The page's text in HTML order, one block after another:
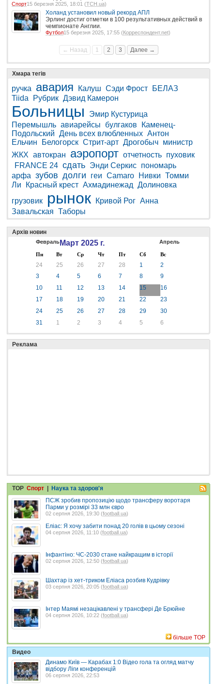
Спорт15 березня 2025, 18:01 (ТСН.ua)
Холанд установил новый рекорд АПЛ
Эрлинг достиг отметки в 100 результативных действий в
чемпионате Англии.
Футбол15 березня 2025, 17:55 (Корреспондент.net)
← Назад 1 2 3 Далее →
Хмара тегів
ручка авария Калуш Сэди Фрост
БЕЛАЗ
Tiida
Рубрик Дэвид Камерон
Больницы
Эмир Кустурица
Перемышль авиарейсы булгаков
Каменец-
Подольский День всех влюбленных Антон
Ельчин
Белогорск Стрит-арт Дрогобыч министр
ЖКХ автокран аэропорт отчетность пуховик
FRANCE 24 сдать Энди Серкис пономарь
арфа зубов долги геи Camaro Нивки Томми
Ли
Красный крест Ахмадинежад Долиновка
грузовик
рынок Кривой Рог Анна
Завальская Таборы
Архів новин
Февраль Март 2025 г. Апрель
Пн Вт Ср Чт Пт Сб Вс
24 25 26 27 28 1
2
3
4 5 6 7 8
9
10
11 12 13 14 15
16
17
18 19 20 21 22
23
24
25 26 27 28 29
30
31
1 2 3 4 5 6
Реклама
TOP Спорт | Наука та здоров'я
ПСЖ зробив пропозицію щодо трансферу воротаря
Парми у розмірі 33 млн євро
02 серпня 2026, 19:30 (football.ua)
Еліас: Я хочу забити понад 20 голів в цьому сезоні
04 серпня 2026, 11:10 (football.ua)
Інфантіно: ЧС-2030 стане найкращим в історії
02 серпня 2026, 12:50 (football.ua)
Шахтар із хет-триком Еліаса розбив Кудрівку
03 серпня 2026, 20:05 (football.ua)
Інтер Маямі незацікавлені у трансфері Де Брюйне
04 серпня 2026, 10:22 (football.ua)
більше TOP
Видео
Динамо Київ — Карабах 1:0 Відео гола та огляд матчу
відбору Ліги конференцій
06 серпня 2026, 22:53